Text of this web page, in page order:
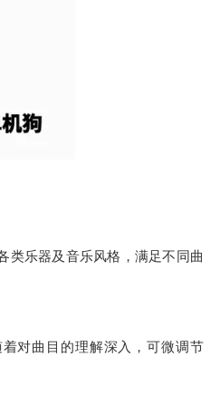
类乐器及音乐风格，满足不同曲
对曲目的理解深入，可微调节